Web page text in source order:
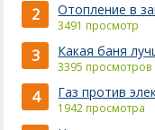
2 Отопление в
3491 просмотр
3 Какая баня
3395 просмотров
4 Газ против
1942 просмотра